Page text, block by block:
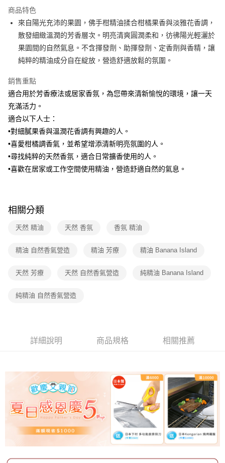
1.分期款項不併入電信帳單，「大哥付你分期」於每月結算日後寄送繳費提
2.透過簡訊連結打開帳單後，可選擇「超商條碼／台灣大直營門市／銀行轉
帳／街口支付／iPASS MONEY」等通路繳費。
【注意事項】
1.本服務係由「台灣大哥大股份有限公司」（以下簡稱本公司）所提供，讓
買賣價金債權讓與本公司後，依約使用本公司帳單繳交帳款。
2.基於同意付款使用「大哥付你分期」之契約關係目的，商店將以您的個人
資料（包含姓名、電話或地址）提供予台灣大哥大進項蒐集、處理及利用，
由本公司與您本人進行分期帳單所需資料之確認、核對及更正。
3.完整用戶服務條款，請詳閱以下連結：
每筆NT$100，滿NT$499(含以上)免運費
7-11取貨付款
每筆NT$100，滿NT$499(含以上)免運費
付款後7-11取貨
每筆NT$100，滿NT$499(含以上)免運費
宅配【父親節大回饋】限時$299免運
每筆NT$150，滿NT$299(含以上)免運費
商品特色
來自陽光充沛的果園，佛手柑精油揉合柑橘果香與淡雅花香調，
散發細緻溫潤的芳香層次。明亮清爽圓潤柔和，彷彿陽光輕灑於
果園間的自然氣息。不含揮發劑、助揮發劑、定香劑與香精，讓
純粹的精油成分自在綻放，營造舒適放鬆的氛圍。
銷售重點
適合用於芳香療法或居家香氛，為您帶來清新愉悅的環境，讓一天
充滿活力。
適合以下人士：
•對細膩果香與溫潤花香調有興趣的人。
•喜愛柑橘調香氣，並希望增添清新明亮氛圍的人。
•尋找純粹的天然香氛，適合日常擴香使用的人。
•喜歡在居家或工作空間使用精油，營造舒適自然的氣息。
相關分類
天然 精油 天然 香氛 香氛 精油
精油 自然香氣營造 精油 芳療 精油 Banana Island
天然 芳療 天然 自然香氣營造 純精油 Banana Island
純精油 自然香氣營造
詳細說明 商品規格 相關推薦